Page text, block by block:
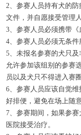
2、参赛人员持有犬的
文件，并自愿接受管理
3、参赛人员必须携带《
4、参赛人员必须无条件
5、未报名参赛的犬只及
允许参加该组别的参赛
员以及犬只不得进入赛圈
6、参赛人员应该自觉
好排便，避免在场上随
7、参赛期间，如果参
医院接受治疗。